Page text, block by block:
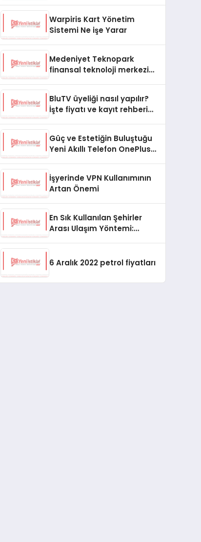
Warpiris Kart Yönetim
Sistemi Ne işe Yarar
Medeniyet Teknopark
finansal teknoloji merkezi
BluTV üyeliği nasıl yapılır?
İşte fiyatı ve kayıt rehberi
Güç ve Estetiğin Buluştuğu
Yeni Akıllı Telefon OnePlus
İşyerinde VPN Kullanımının
Artan Önemi
En Sık Kullanılan Şehirler
Arası Ulaşım Yöntemi:
6 Aralık 2022 petrol fiyatları